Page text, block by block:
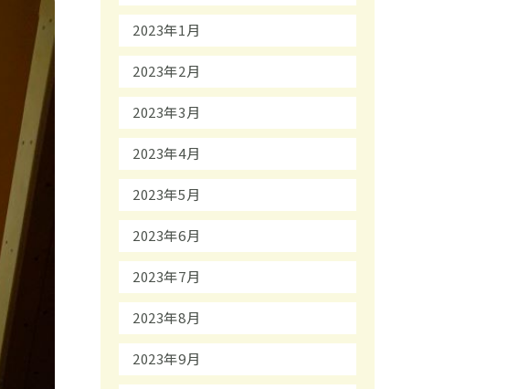
2023年1月
2023年2月
2023年3月
2023年4月
2023年5月
2023年6月
2023年7月
2023年8月
2023年9月